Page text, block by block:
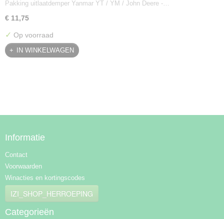
128300-13230
Pakking uitlaatdemper Yanmar YT / YM / John Deere -…
€ 11,75
✓ Op voorraad
IN WINKELWAGEN
Informatie
Contact
Voorwaarden
Winacties en kortingscodes
IZI_SHOP_HERROEPING
Categorieën